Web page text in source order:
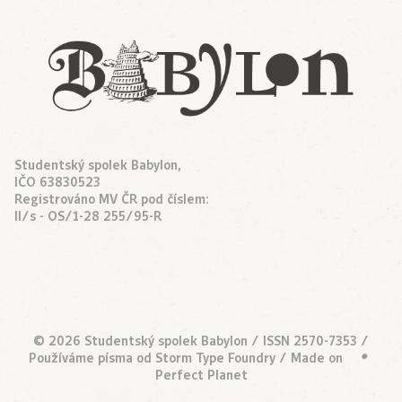
Studentský spolek Babylon,
IČO 63830523
Registrováno MV ČR pod číslem:
II/s - OS/1-28 255/95-R
© 2026 Studentský spolek Babylon / ISSN 2570-7353 /
Používáme písma od Storm Type Foundry / Made on
Perfect Planet